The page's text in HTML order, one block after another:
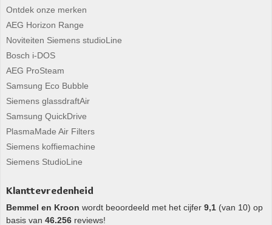
Ontdek onze merken
AEG Horizon Range
Noviteiten Siemens studioLine
Bosch i-DOS
AEG ProSteam
Samsung Eco Bubble
Siemens glassdraftAir
Samsung QuickDrive
PlasmaMade Air Filters
Siemens koffiemachine
Siemens StudioLine
Klanttevredenheid
Bemmel en Kroon wordt beoordeeld met het cijfer 9,1 (van 10) op
basis van 46.256 reviews!